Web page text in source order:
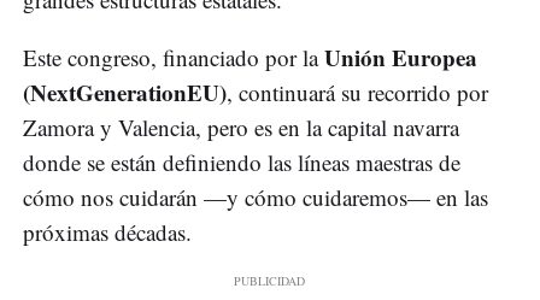
Este congreso, financiado por laUnión Europea
(NextGenerationEU), continuará su recorrido por
Zamora y Valencia, pero es en la capital navarra
donde se están definiendo las líneas maestras de
cómo nos cuidarán —y cómo cuidaremos— en las
próximas décadas.